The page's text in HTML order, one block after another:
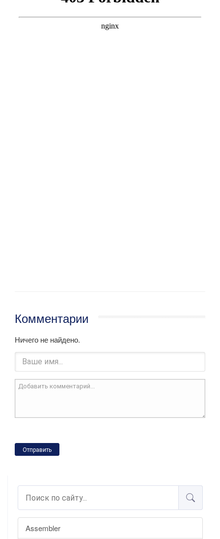
Assembler
Комментарии
Ничего не найдено.
Отправить